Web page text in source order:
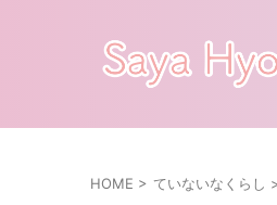
HOME > ていないなくらし